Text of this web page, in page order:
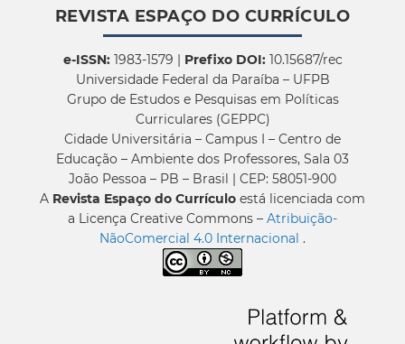
REVISTA ESPAÇO DO CURRÍCULO
e-ISSN:1983-1579 | Prefixo DOI:10.15687/rec
Universidade Federal da Paraíba – UFPB
Grupo de Estudos e Pesquisas em Políticas
Curriculares (GEPPC)
Cidade Universitária – Campus I – Centro de
Educação – Ambiente dos Professores, Sala 03
João Pessoa – PB – Brasil | CEP: 58051-900
A Revista Espaço do Currículo está licenciada com
a Licença Creative Commons – Atribuição-
NãoComercial 4.0 Internacional .